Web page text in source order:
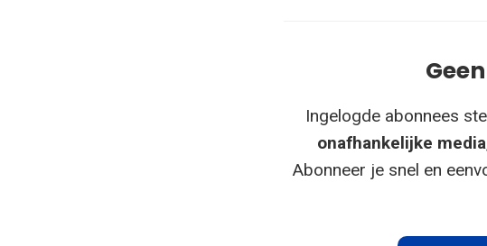
Ingelogde abonnees
onafhankelijke media
Abonneer je snel en